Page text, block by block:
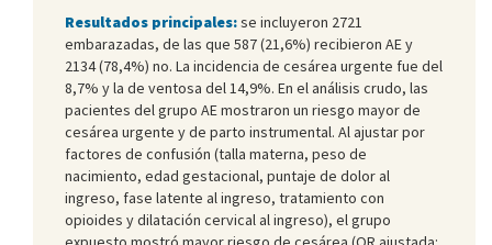
Resultados principales:se incluyeron 2721
embarazadas, de las que 587 (21,6%) recibieron AE y
2134 (78,4%) no. La incidencia de cesárea urgente fue del
8,7% y la de ventosa del 14,9%. En el análisis crudo, las
pacientes del grupo AE mostraron un riesgo mayor de
cesárea urgente y de parto instrumental. Al ajustar por
factores de confusión (talla materna, peso de
nacimiento, edad gestacional, puntaje de dolor al
ingreso, fase latente al ingreso, tratamiento con
opioides y dilatación cervical al ingreso), el grupo